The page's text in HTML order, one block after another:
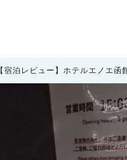
【宿泊レビュー】ホテルエノエ